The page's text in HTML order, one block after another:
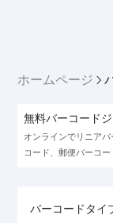
ホームページ
無料バーコード
オンラインでリニアバ
コード、郵便バーコー
バーコードタイ